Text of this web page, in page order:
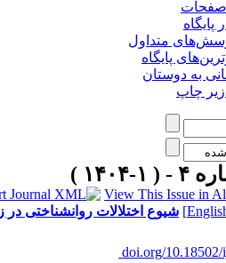
صفحات
متداول
پایگاه
به دوستان
زیر چاپ
شیوع اختلالات روانشناختی
doi.org/